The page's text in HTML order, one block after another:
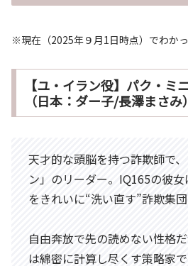
※現在（2025年９月1日時点）でわかっ
【ユ・イラン役】パク・ミ
（日本：ダー子/長澤まさみ）
天才的な頭脳を持つ詐欺師で
ン」のリーダー。IQ165の彼
をきれいに“洗い直す”詐欺集団
自由奔放で先の読めない性格
は綿密に計算し尽くす策略家で